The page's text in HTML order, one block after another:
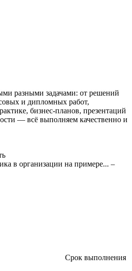
разными задачами: от решений
и дипломных работ,
бизнес-планов, презентаций
— всё выполняем качественно и
в организации на примере... –
Срок выполнения